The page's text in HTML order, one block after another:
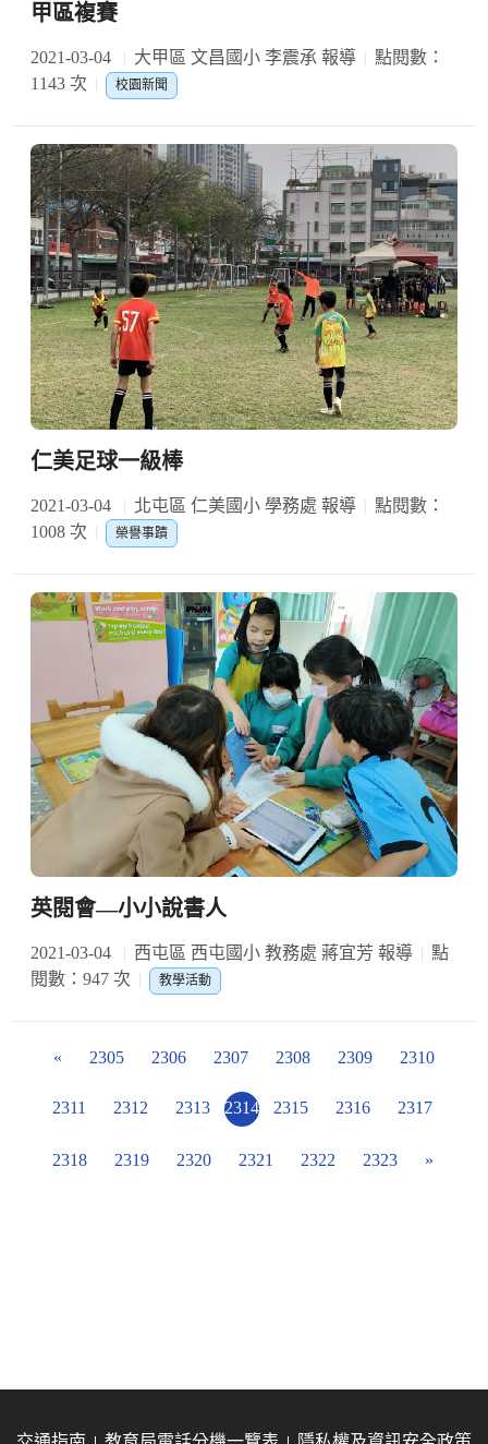
甲區複賽
2021-03-04 大甲區 文昌國小 李震承 報導
點閱數：
1143 次
校園新聞
仁美足球一級棒
2021-03-04 北屯區 仁美國小 學務處 報導
點閱數：
1008 次
榮譽事蹟
英閱會—小小說書人
2021-03-04 西屯區 西屯國小 教務處 蔣宜芳 報導
點
閱數：947 次
教學活動
« 2305 2306 2307 2308 2309 2310
2311 2312 2313 2314 2315 2316 2317
2318 2319 2320 2321 2322 2323 »